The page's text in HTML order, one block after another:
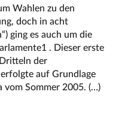
Wahlen zu den
doch in acht
ging es auch um die
. Dieser erste
der
auf Grundlage
vom Sommer 2005. (…)